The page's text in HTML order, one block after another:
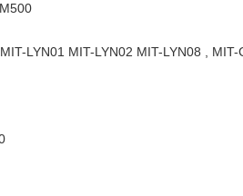
LYN01 MIT-LYN02 MIT-LYN08 , MIT-